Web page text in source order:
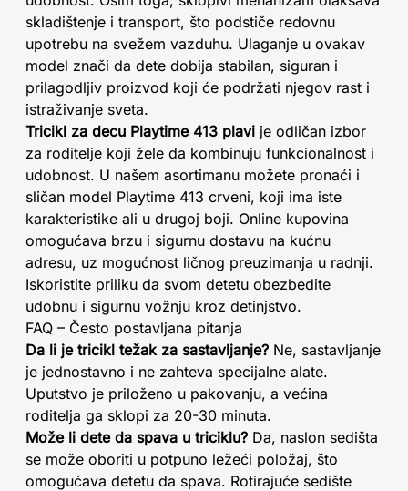
skladištenje i transport, što podstiče redovnu
upotrebu na svežem vazduhu. Ulaganje u ovakav
model znači da dete dobija stabilan, siguran i
prilagodljiv proizvod koji će podržati njegov rast i
istraživanje sveta.
Tricikl za decu Playtime 413 plavi je odličan izbor
za roditelje koji žele da kombinuju funkcionalnost i
udobnost. U našem asortimanu možete pronaći i
sličan model Playtime 413 crveni, koji ima iste
karakteristike ali u drugoj boji. Online kupovina
omogućava brzu i sigurnu dostavu na kućnu
adresu, uz mogućnost ličnog preuzimanja u radnji.
Iskoristite priliku da svom detetu obezbedite
udobnu i sigurnu vožnju kroz detinjstvo.
FAQ – Često postavljana pitanja
Da li je tricikl težak za sastavljanje? Ne, sastavljanje
je jednostavno i ne zahteva specijalne alate.
Uputstvo je priloženo u pakovanju, a većina
roditelja ga sklopi za 20-30 minuta.
Može li dete da spava u triciklu? Da, naslon sedišta
se može oboriti u potpuno ležeći položaj, što
omogućava detetu da spava. Rotirajuće sedište